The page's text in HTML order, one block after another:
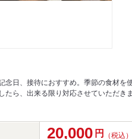
念日、接待におすすめ。季節の食材を
たら、出来る限り対応させていただ
20,000 円 （税込）